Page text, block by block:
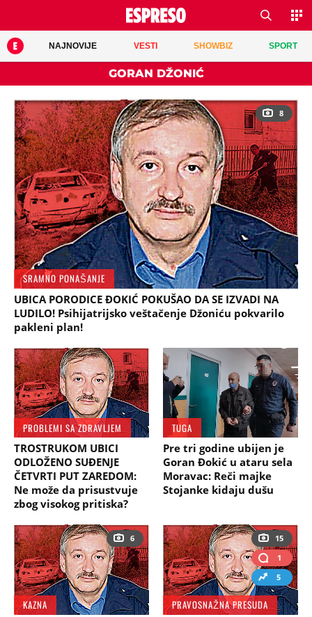
NAJNOVIJE VESTI SHOWBIZ SPORT
GORAN DŽONIĆ
8
SRAMNO PONAŠANJE
UBICA PORODICE ĐOKIĆ POKUŠAO DA SE IZVADI NA
LUDILO! Psihijatrijsko veštačenje Džoniću pokvarilo
pakleni plan!
PROBLEMI SA ZDRAVLJEM
TROSTRUKOM UBICI
ODLOŽENO SUĐENJE
ČETVRTI PUT ZAREDOM:
Ne može da prisustvuje
zbog visokog pritiska?
TUGA
Pre tri godine ubijen je
Goran Đokić u ataru sela
Moravac: Reči majke
Stojanke kidaju dušu
6
KAZNA
15
1
5
PRAVOSNAŽNA PRESUDA